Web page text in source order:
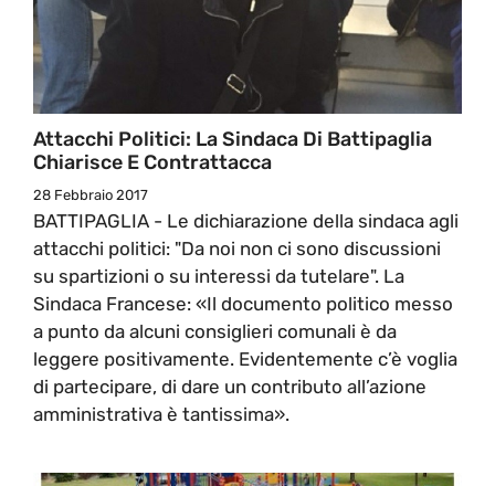
Attacchi Politici: La Sindaca Di Battipaglia
Chiarisce E Contrattacca
28 Febbraio 2017
BATTIPAGLIA - Le dichiarazione della sindaca agli
attacchi politici: "Da noi non ci sono discussioni
su spartizioni o su interessi da tutelare". La
Sindaca Francese: «Il documento politico messo
a punto da alcuni consiglieri comunali è da
leggere positivamente. Evidentemente c’è voglia
di partecipare, di dare un contributo all’azione
amministrativa è tantissima».